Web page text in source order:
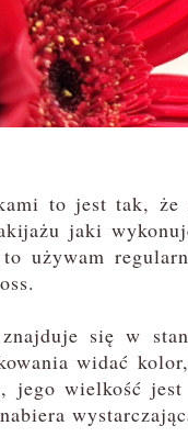
to jest tak, że
jaki
używam
się w
widać
jego wielkość jest